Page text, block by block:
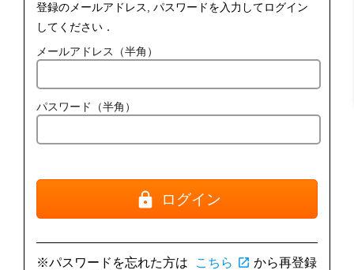
登録のメールアドレス, パスワードを入力してログイン
してください．
メールアドレス（半角）
パスワード（半角）
ログイン
※パスワードを忘れた方は こちら open_in_new から再登録